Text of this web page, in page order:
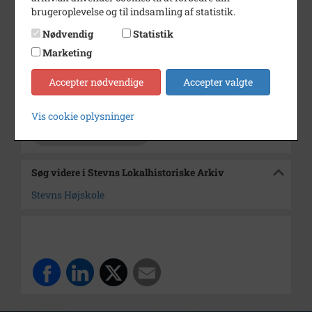
Dateringsnote
1900-1915
Fotograf
Ukendt
Størrelse
Se på kort
Søg videre i Stevns Lokalhistoriske Arkiv
Stevns Højskole
brugeroplevelse og til indsamling af statistik.
Nødvendig
Statistik
Marketing
Accepter nødvendige Accepter valgte
Vis cookie oplysninger